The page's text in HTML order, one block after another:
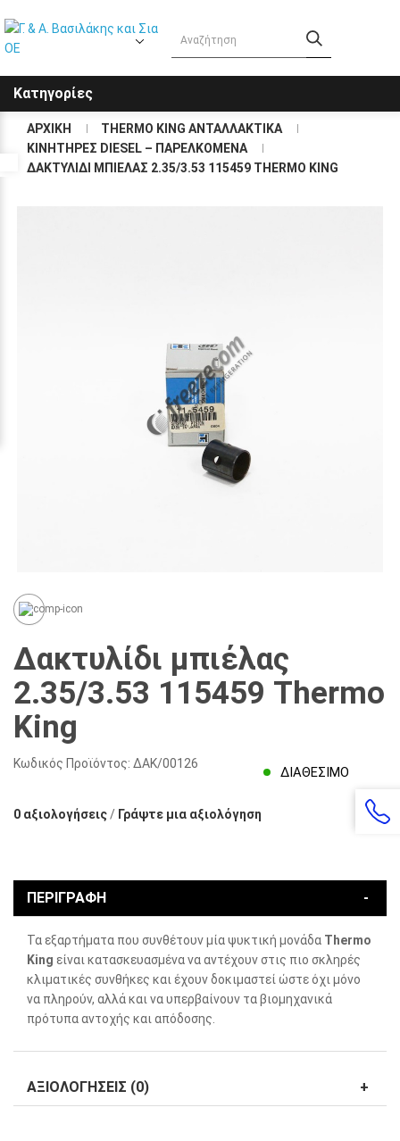
Κατηγορίες
ΑΡΧΙΚΉ
THERMO KING ΑΝΤΑΛΛΑΚΤΙΚΑ
KΙΝΗΤΗΡΕΣ DIESEL – ΠΑΡΕΛΚΟΜΕΝΑ
ΔΑΚΤΥΛΊΔΙ ΜΠΙΈΛΑΣ 2.35/3.53 115459 THERMO KING
Δακτυλίδι μπιέλας
2.35/3.53 115459 Thermo
King
Κωδικός Προϊόντος: ΔΑΚ/00126
ΔΙΑΘΈΣΙΜΟ
0 αξιολογήσεις/ Γράψτε μια αξιολόγηση
ΠΕΡΙΓΡΑΦΉ
Τα εξαρτήματα που συνθέτουν μία ψυκτική μονάδα Thermo
King είναι κατασκευασμένα να αντέχουν στις πιο σκληρές
κλιματικές συνθήκες και έχουν δοκιμαστεί ώστε όχι μόνο
να πληρούν, αλλά και να υπερβαίνουν τα βιομηχανικά
πρότυπα αντοχής και απόδοσης.
ΑΞΙΟΛΟΓΉΣΕΙΣ (0)
Προσβασιμότητα